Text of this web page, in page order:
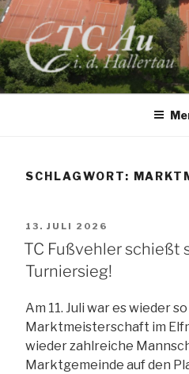
Zum
Inhalt
springen
TC AU
SCHLAGWORT:
VERÖFFENTLICHT
AM
13. JULI 2026
TC Fußvehler schießt
Turniersieg!
Am 11. Juli war es wieder
Marktmeisterschaft im
wieder zahlreiche
Marktgemeinde auf den